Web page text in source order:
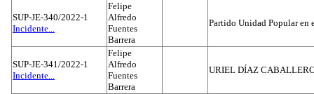
SUP-JE-340/2022-1
Incidente...
Felipe
Alfredo
Fuentes
Barrera
Partido Unidad Popular en
SUP-JE-341/2022-1
Incidente...
Felipe
Alfredo
Fuentes
Barrera
URIEL DÍAZ